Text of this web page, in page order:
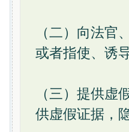
（二）向法官
或者指使、诱
（三）提供虚
供虚假证据，